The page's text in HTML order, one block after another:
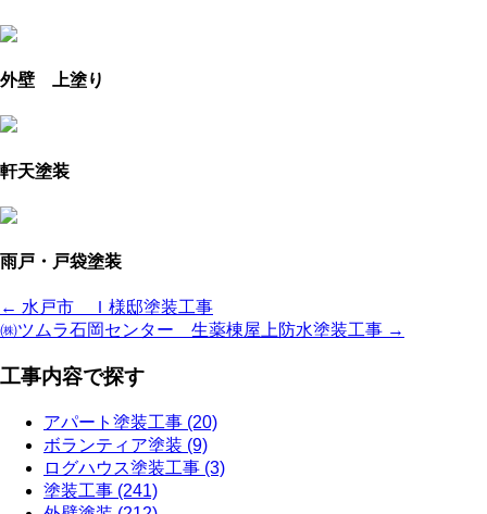
外壁 上塗り
軒天塗装
雨戸・戸袋塗装
← 水戸市 Ｉ様邸塗装工事
㈱ツムラ石岡センター 生薬棟屋上防水塗装工事 →
工事内容で探す
アパート塗装工事 (20)
ボランティア塗装 (9)
ログハウス塗装工事 (3)
塗装工事 (241)